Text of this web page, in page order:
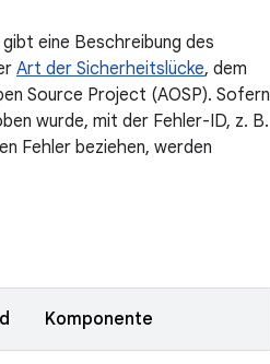
eine Beschreibung des
Art der Sicherheitslücke, dem
Source Project (AOSP). Sofern
wurde, mit der Fehler-ID, z. B.
Fehler beziehen, werden
Komponente